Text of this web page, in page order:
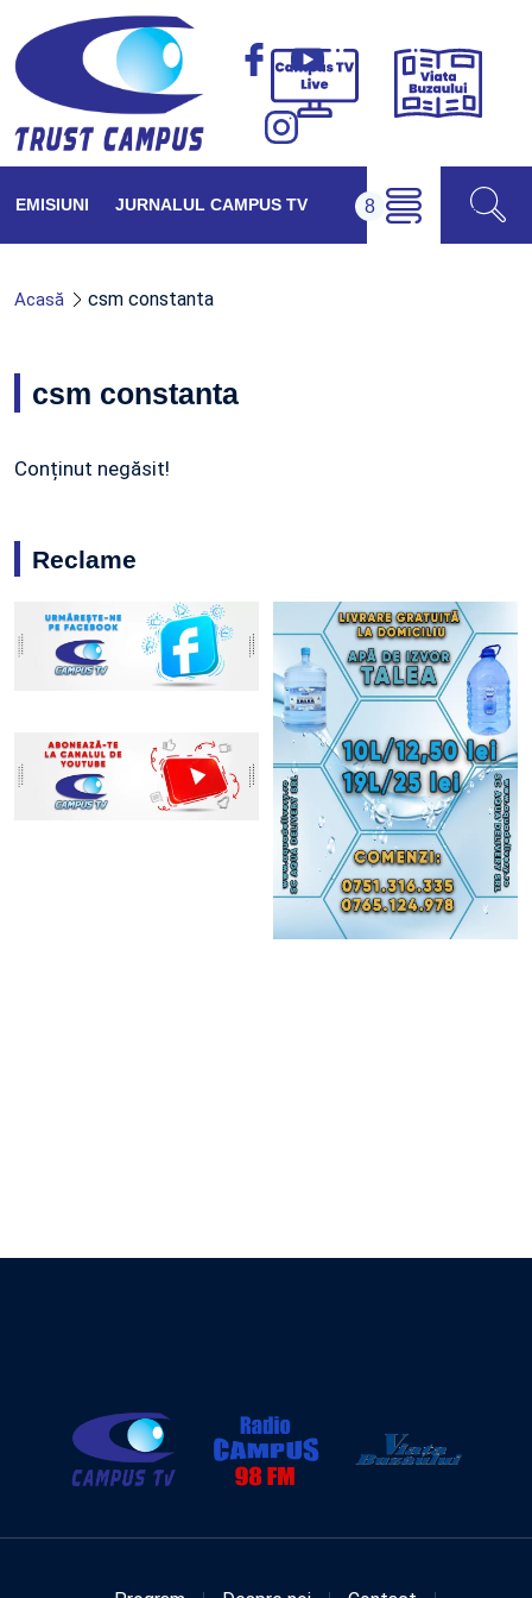
Campus
Viața
EMISIUNI JURNALUL CAMPUS TV
Acasă csm constanta
csm constanta
Conținut negăsit!
Reclame